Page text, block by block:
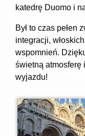
katedrę Duomo i
Był to czas pełen
integracji,
wspomnień.
świetną atmosferę
wyjazdu!